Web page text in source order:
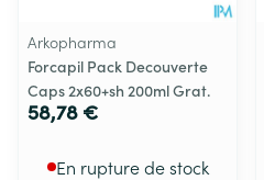
Arkopharma
Forcapil Pack Decouverte
Caps 2x60+sh 200ml Grat.
58,78 €
En rupture de stock